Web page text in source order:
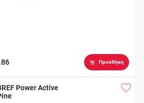
Προσθήκη
Power Active